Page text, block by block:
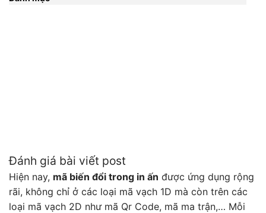
Đánh giá bài viết post
Hiện nay, mã biến đổi trong in ấn được ứng dụng rộng
rãi, không chỉ ở các loại mã vạch 1D mà còn trên các
loại mã vạch 2D như mã Qr Code, mã ma trận,… Mỗi